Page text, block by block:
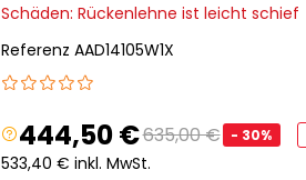
Schäden: Rückenlehne ist leicht schief
Referenz AAD14105W1X
444,50 €635,00 € - 30%
533,40 € inkl. MwSt.